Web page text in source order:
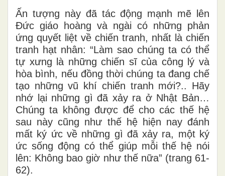
Ấn tượng này đã tác động mạnh mẽ lên
Đức giáo hoàng và ngài có những phản
ứng quyết liệt về chiến tranh, nhất là chiến
tranh hạt nhân: “Làm sao chúng ta có thể
tự xưng là những chiến sĩ của công lý và
hòa bình, nếu đồng thời chúng ta đang chế
tạo những vũ khí chiến tranh mới?.. Hãy
nhớ lại những gì đã xảy ra ở Nhật Bản…
Chúng ta không được để cho các thế hệ
sau này cũng như thế hệ hiện nay đánh
mất ký ức về những gì đã xảy ra, một ký
ức sống động có thể giúp mỗi thế hệ nói
lên: Không bao giờ như thế nữa” (trang 61-
62).